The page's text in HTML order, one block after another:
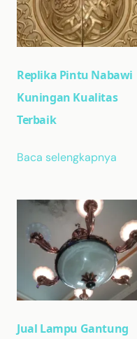
Replika Pintu Nabawi
Kuningan Kualitas
Terbaik
Baca selengkapnya
Jual Lampu Gantung